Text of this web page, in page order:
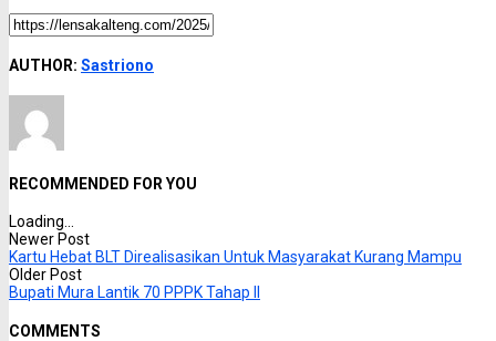
AUTHOR: Sastriono
RECOMMENDED FOR YOU
Loading...
Newer Post
Kartu Hebat BLT Direalisasikan Untuk Masyarakat Kurang Mampu
Older Post
Bupati Mura Lantik 70 PPPK Tahap II
COMMENTS